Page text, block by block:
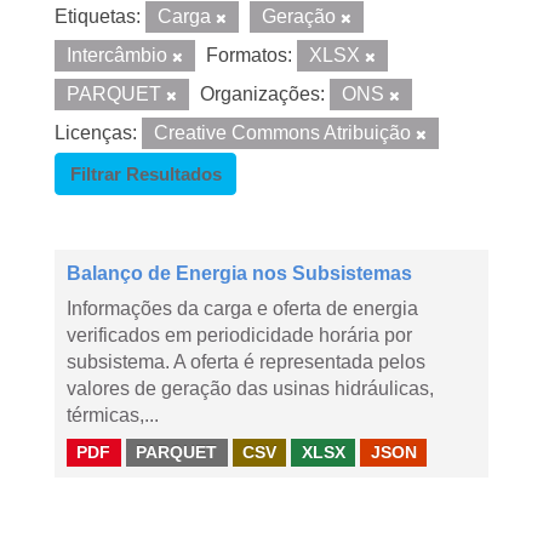
Etiquetas: Carga
Geração
Intercâmbio
Formatos:
XLSX
PARQUET
Organizações:
ONS
Licenças:
Creative Commons Atribuição
Filtrar Resultados
Balanço de Energia nos Subsistemas
Informações da carga e oferta de energia
verificados em periodicidade horária por
subsistema. A oferta é representada pelos
valores de geração das usinas hidráulicas,
térmicas,...
PDF PARQUET CSV XLSX JSON